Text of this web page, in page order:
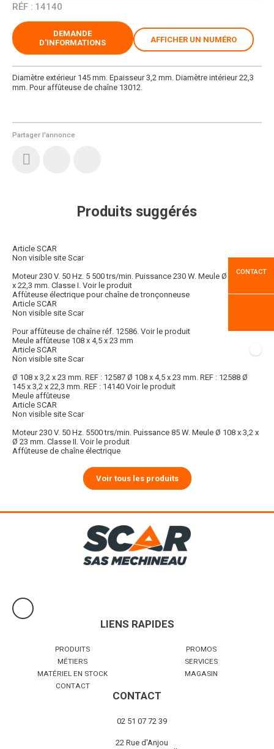
RÉF : 14140
Partager l'annonce
Diamètre extérieur 145 mm. Epaisseur 3,2 mm. Diamètre intérieur 22,3
mm. Pour affûteuse de chaîne 13012.
DEMANDE
D'INFORMATIONS
AFFICHER UN NUMÉRO
Produits suggérés
Article SCAR
Non visible site Scar
Moteur 230 V. 50 Hz. 5 500 trs/min. Puissance 230 W. Meule Ø 145 x 3,2
x 22,3 mm. Classe I. Voir le produit
Affûteuse électrique pour chaîne de tronçonneuse
Article SCAR
Non visible site Scar
Pour affûteuse de chaîne réf. 12586. Voir le produit
Meule affûteuse 108 x 4,5 x 23 mm
Article SCAR
Non visible site Scar
Ø 108 x 3,2 x 23 mm. REF : 12587 Ø 108 x 4,5 x 23 mm. REF : 12588 Ø
145 x 3,2 x 22,3 mm. REF : 14140 Voir le produit
Meule affûteuse
Article SCAR
Non visible site Scar
Moteur 230 V. 50 Hz. 5500 trs/min. Puissance 85 W. Meule Ø 108 x 3,2 x
Ø 23 mm. Classe II. Voir le produit
Affûteuse de chaîne électrique
Voir tous les produits
CONTACT
LIENS RAPIDES
PRODUITS
PROMOS
MÉTIERS
SERVICES
MATÉRIEL EN STOCK
MAGASIN
CONTACT
CONTACT
02 51 07 72 39
22 Rue d'Anjou